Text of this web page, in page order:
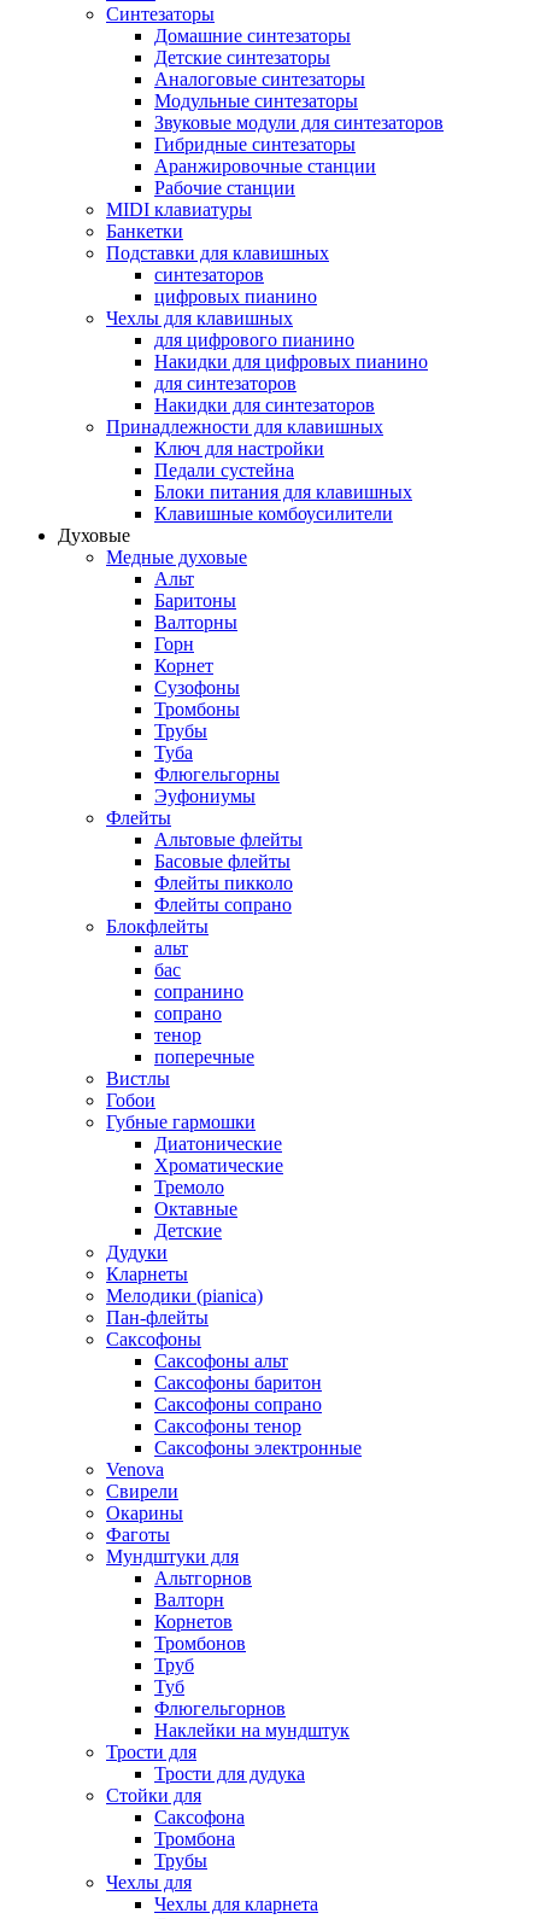
Синтезаторы
Домашние синтезаторы
Детские синтезаторы
Аналоговые синтезаторы
Модульные синтезаторы
Звуковые модули для синтезаторов
Гибридные синтезаторы
Аранжировочные станции
Рабочие станции
MIDI клавиатуры
Банкетки
Подставки для клавишных
синтезаторов
цифровых пианино
Чехлы для клавишных
для цифрового пианино
Накидки для цифровых пианино
для синтезаторов
Накидки для синтезаторов
Принадлежности для клавишных
Ключ для настройки
Педали сустейна
Блоки питания для клавишных
Клавишные комбоусилители
Духовые
Медные духовые
Альт
Баритоны
Валторны
Горн
Корнет
Сузофоны
Тромбоны
Трубы
Туба
Флюгельгорны
Эуфониумы
Флейты
Альтовые флейты
Басовые флейты
Флейты пикколо
Флейты сопрано
Блокфлейты
альт
бас
сопранино
сопрано
тенор
поперечные
Вистлы
Гобои
Губные гармошки
Диатонические
Хроматические
Тремоло
Октавные
Детские
Дудуки
Кларнеты
Мелодики (pianica)
Пан-флейты
Саксофоны
Саксофоны альт
Саксофоны баритон
Саксофоны сопрано
Саксофоны тенор
Саксофоны электронные
Venova
Свирели
Окарины
Фаготы
Мундштуки для
Альтгорнов
Валторн
Корнетов
Тромбонов
Труб
Туб
Флюгельгорнов
Наклейки на мундштук
Трости для
Трости для дудука
Стойки для
Саксофона
Тромбона
Трубы
Чехлы для
Чехлы для кларнета